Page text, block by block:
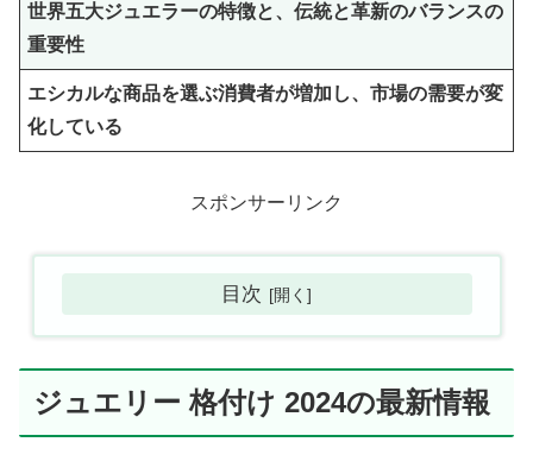
世界五大ジュエラーの特徴と、伝統と革新のバランスの
重要性
エシカルな商品を選ぶ消費者が増加し、市場の需要が変
化している
スポンサーリンク
目次
ジュエリー 格付け 2024の最新情報